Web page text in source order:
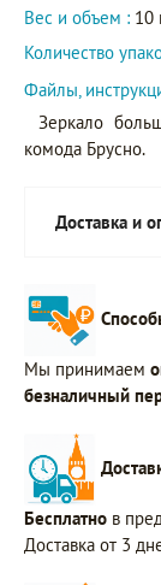
Вес и объем : 10
Количество
Файлы,
Зеркало
комода Брусно.
Доставка и
Мы принимаем
безналичный
Бесплатно в
Доставка от 3